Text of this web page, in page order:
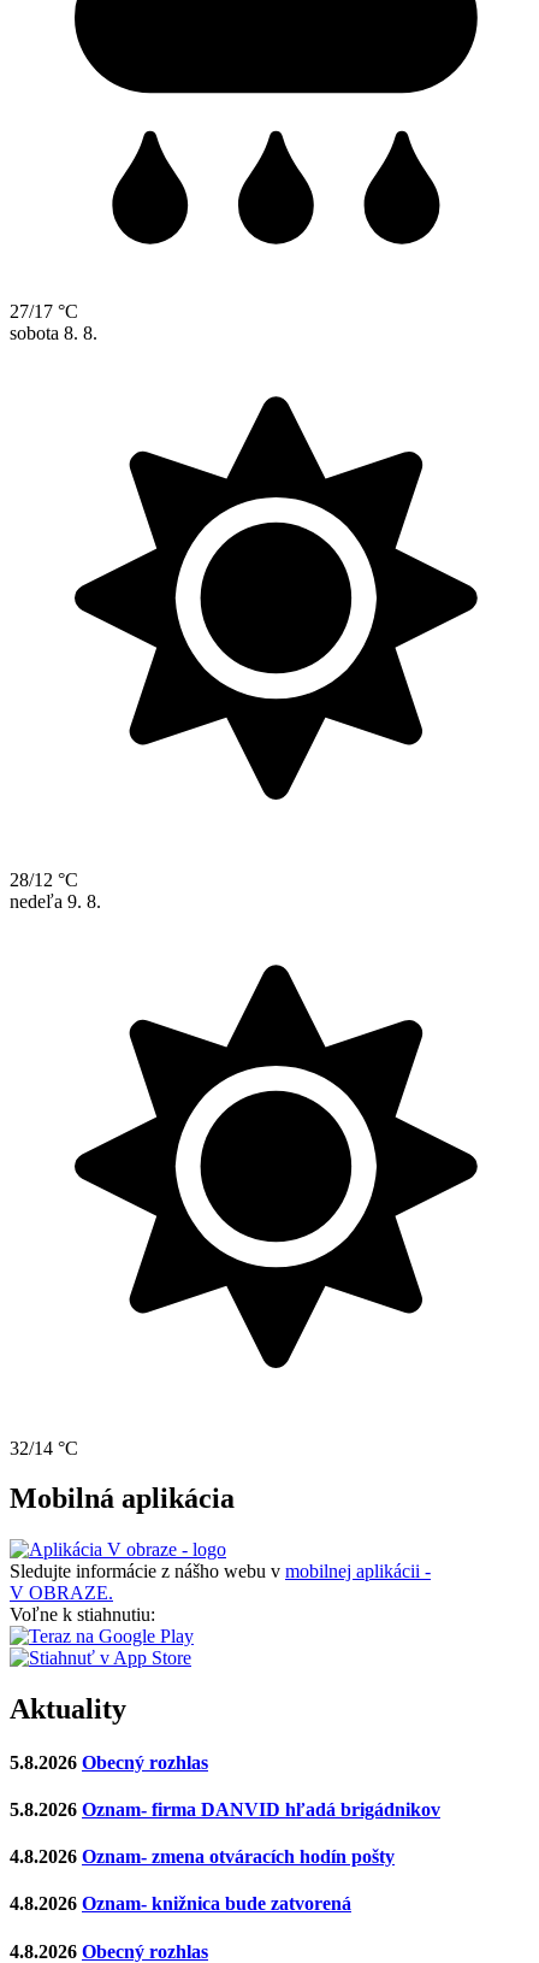
27/17 °C
sobota 8. 8.
28/12 °C
nedeľa 9. 8.
32/14 °C
Mobilná aplikácia
Sledujte informácie z nášho webu v mobilnej aplikácii -
V OBRAZE.
Voľne k stiahnutiu:
Aktuality
5.8.2026 Obecný rozhlas
5.8.2026 Oznam- firma DANVID hľadá brigádnikov
4.8.2026 Oznam- zmena otváracích hodín pošty
4.8.2026 Oznam- knižnica bude zatvorená
4.8.2026 Obecný rozhlas